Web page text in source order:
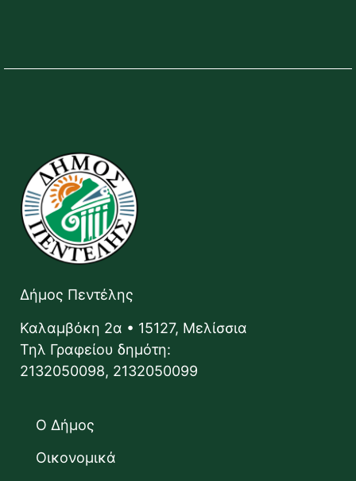
Δήμος Πεντέλης
Καλαμβόκη 2α • 15127, Μελίσσια
Τηλ Γραφείου δημότη:
2132050098, 2132050099
Ο Δήμος
Οικονομικά